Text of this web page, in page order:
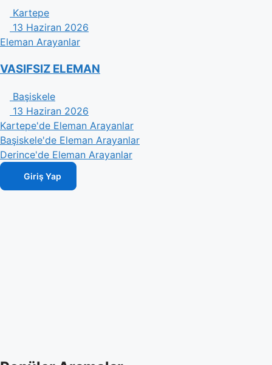
Kartepe
13 Haziran 2026
Eleman Arayanlar
VASIFSIZ ELEMAN
Başiskele
13 Haziran 2026
Kartepe'de Eleman Arayanlar
Başiskele'de Eleman Arayanlar
Derince'de Eleman Arayanlar
Giriş Yap